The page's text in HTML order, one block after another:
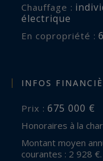
Chauffage :
électrique
En copropriété :
INFOS
Prix : 675 000 €
Honoraires à la
Montant moyen annuel de la quote-part de charges
courantes : 2 928 €.